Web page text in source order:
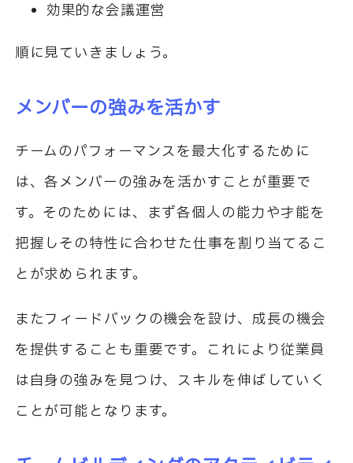
効果的な会議運営
順に見ていきましょう。
メンバーの強みを活かす
チームのパフォーマンスを最大化するために
は、各メンバーの強みを活かすことが重要で
す。そのためには、まず各個人の能力や才能を
把握しその特性に合わせた仕事を割り当てるこ
とが求められます。
またフィードバックの機会を設け、成長の機会
を提供することも重要です。これにより従業員
は自身の強みを見つけ、スキルを伸ばしていく
ことが可能となります。